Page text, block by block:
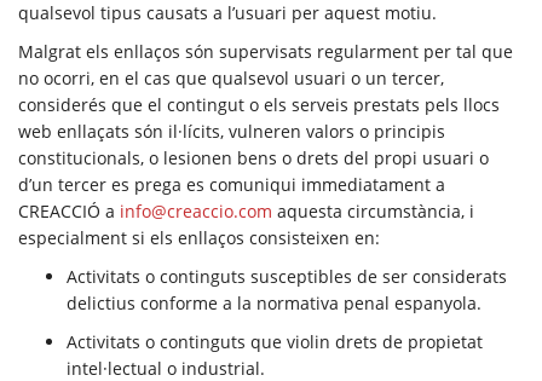
qualsevol tipus causats a l’usuari per aquest motiu.
Malgrat els enllaços són supervisats regularment per tal que
no ocorri, en el cas que qualsevol usuari o un tercer,
considerés que el contingut o els serveis prestats pels llocs
web enllaçats són il·lícits, vulneren valors o principis
constitucionals, o lesionen bens o drets del propi usuari o
d’un tercer es prega es comuniqui immediatament a
CREACCIÓ a info@creaccio.com aquesta circumstància, i
especialment si els enllaços consisteixen en:
Activitats o continguts susceptibles de ser considerats
delictius conforme a la normativa penal espanyola.
Activitats o continguts que violin drets de propietat
intel·lectual o industrial.